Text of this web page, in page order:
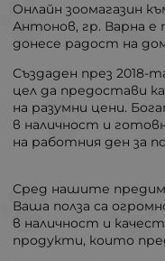
Онлайн зоомагазин
Антонов, гр. Варна е
донесе радост на
Създаден през 2018-
цел да предостави
на разумни цени.
в наличност и
на работния ден за
Сред нашите
Ваша полза са
в наличност и
продукти, които